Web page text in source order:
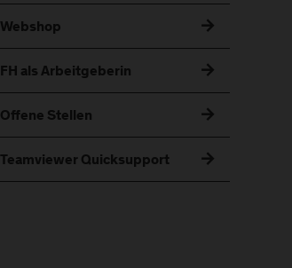
Webshop
FH als Arbeitgeberin
Offene Stellen
Teamviewer Quicksupport